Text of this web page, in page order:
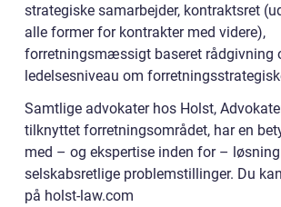
strategiske samarbejder, kontraktsret
alle former for kontrakter med videre),
forretningsmæssigt baseret rådgivning
ledelsesniveau om
Samtlige advokater hos Holst,
tilknyttet forretningsområdet, har en
med – og ekspertise inden for –
selskabsretlige problemstillinger. Du
på holst-law.com